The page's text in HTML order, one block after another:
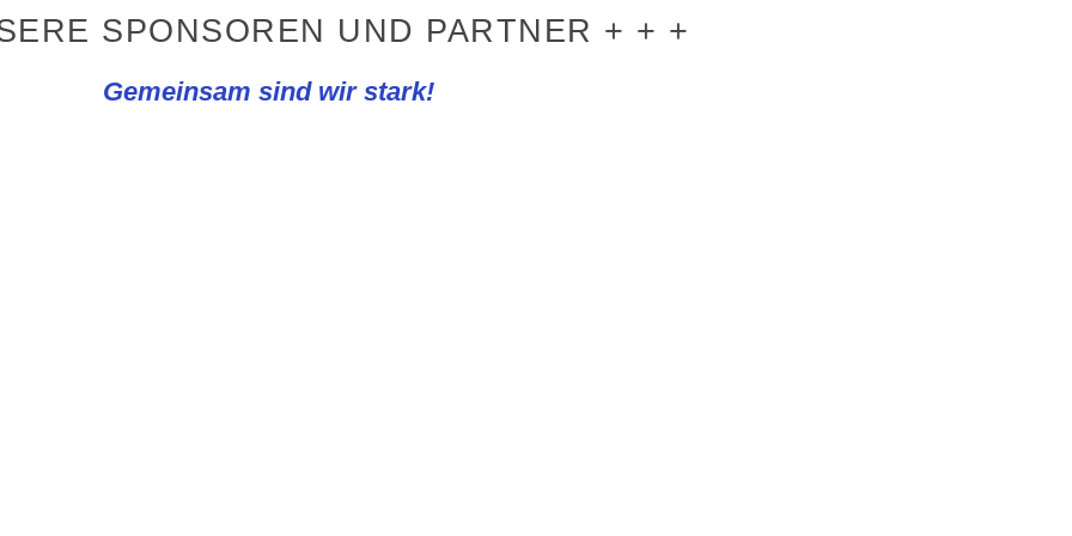
SPONSOREN UND PARTNER + + +
Gemeinsam sind wir stark!